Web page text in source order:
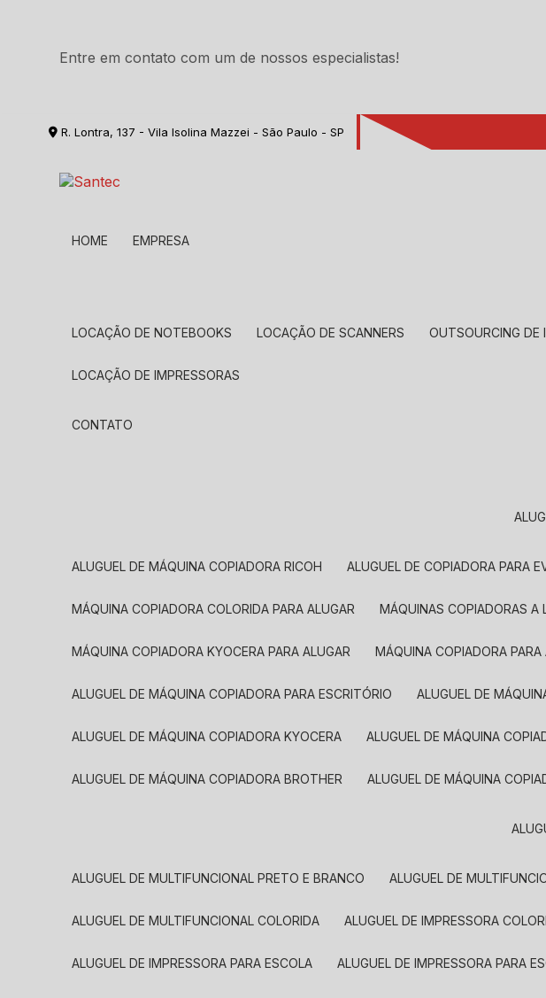
Entre em contato com um de nossos especialistas!
R. Lontra, 137 - Vila Isolina Mazzei - São Paulo - SP
HOME EMPRESA
LOCAÇÃO DE NOTEBOOKS LOCAÇÃO DE SCANNERS OUTSOURCING
LOCAÇÃO DE IMPRESSORAS
CONTATO
ALUGUEL DE MÁQUINA COPIADORA RICOH ALUGUEL DE COPIADORA PARA
MÁQUINA COPIADORA COLORIDA PARA ALUGAR MÁQUINAS COPIADORAS A
MÁQUINA COPIADORA KYOCERA PARA ALUGAR MÁQUINA COPIADORA
ALUGUEL DE MÁQUINA COPIADORA PARA ESCRITÓRIO ALUGUEL DE
ALUGUEL DE MÁQUINA COPIADORA KYOCERA ALUGUEL DE MÁQUINA
ALUGUEL DE MÁQUINA COPIADORA BROTHER ALUGUEL DE MÁQUINA
ALUGUEL DE MULTIFUNCIONAL PRETO E BRANCO ALUGUEL DE
ALUGUEL DE MULTIFUNCIONAL COLORIDA ALUGUEL DE IMPRESSORA
ALUGUEL DE IMPRESSORA PARA ESCOLA ALUGUEL DE IMPRESSORA PARA